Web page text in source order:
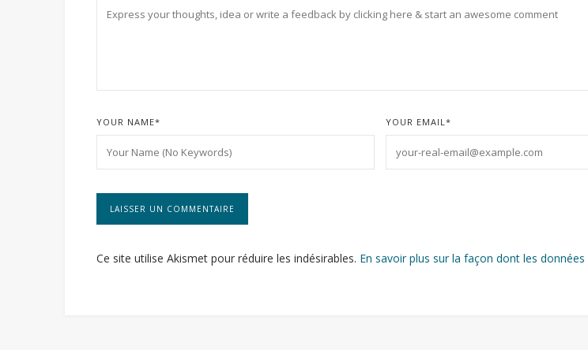
YOUR NAME* YOUR EMAIL *
Ce site utilise Akismet pour réduire les indésirables. En savoir plus sur la façon dont les